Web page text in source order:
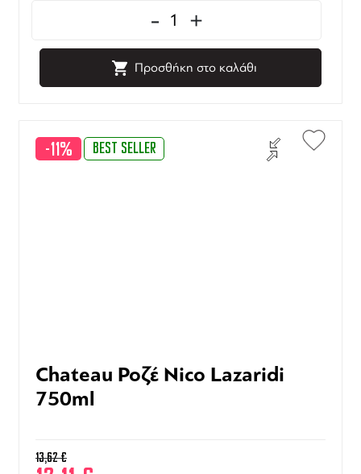
- +
Προσθήκη στο καλάθι
-11% BEST SELLER
Chateau Ροζέ Nico Lazaridi
750ml
13,62€